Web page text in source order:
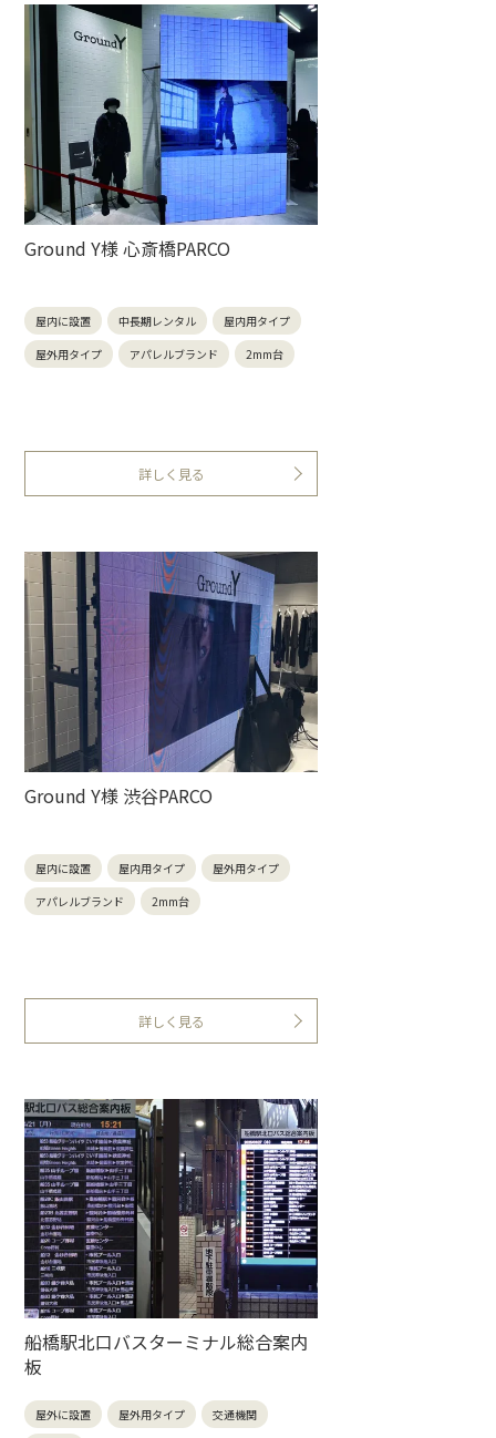
Ground Y様 心斎橋PARCO
屋内に設置 中長期レンタル
屋内用タイプ
屋外用タイプ
アパレルブランド 2mm台
詳しく見る
Ground Y様 渋谷PARCO
屋内に設置 屋内用タイプ
屋外用タイプ
アパレルブランド
2mm台
詳しく見る
船橋駅北口バスターミナル総合案内
板
屋外に設置 屋外用タイプ
交通機関